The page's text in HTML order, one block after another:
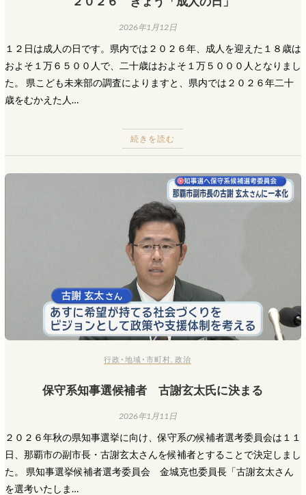
2026年1月12日
１２日は成人の日です。県内では２０２６年、成人を迎えた１８歳は
およそ１万６５００人で、二十歳はおよそ１万５０００人となりまし
た。 県こども未来部の調査によりますと、県内では２０２６年二十
歳をむかえた人…
続きを読む
行政･地域･市町村 ,政治
保守系知事選候補者 古謝玄太氏に決まる
2026年1月11日
２０２６年秋の県知事選挙に向け、保守系の候補者選考委員会は１１
日、那覇市の副市長・古謝玄太さんを候補者とすることで決定しまし
た。 県知事選挙候補者選考委員会 金城克也委員長「古謝玄太さん
を選考いたしま…